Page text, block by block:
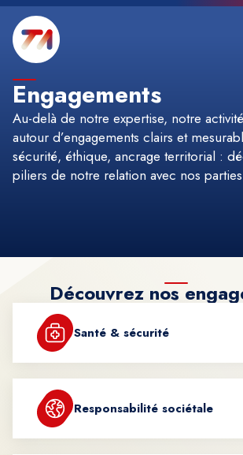
Engagements
Au-delà de notre expertise, notre
autour d’engagements clairs et
sécurité, éthique, ancrage territorial :
piliers de notre relation avec nos
Découvrez nos
Santé & sécurité
Responsabilité sociétale